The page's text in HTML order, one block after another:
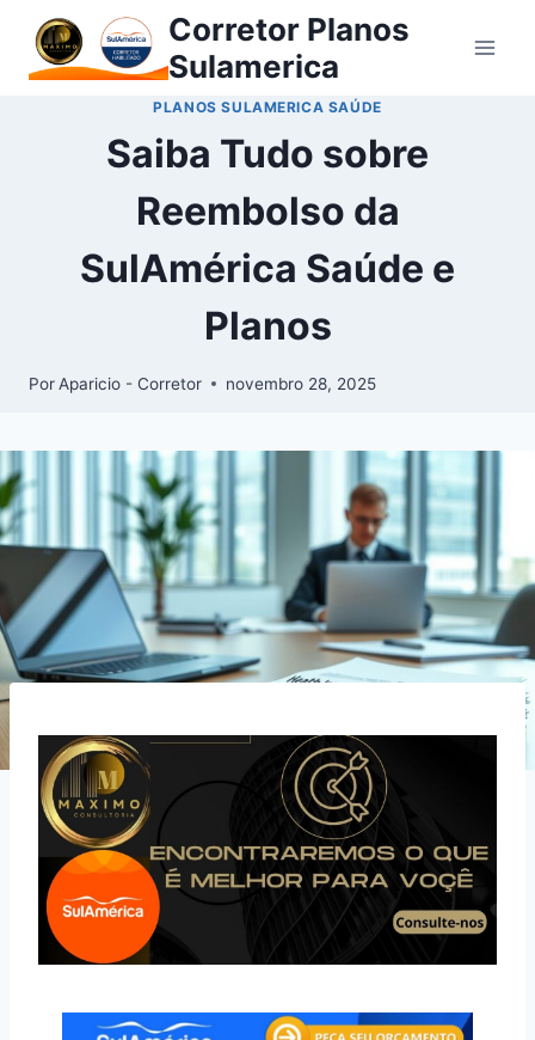
Corretor Planos
Sulamerica
PLANOS SULAMERICA SAÚDE
Saiba Tudo sobre
Reembolso da
SulAmérica Saúde e
Planos
Por Aparicio - Corretor novembro 28, 2025